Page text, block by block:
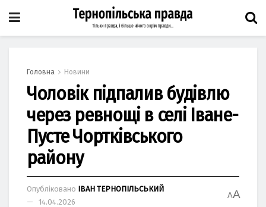
Головна Новини
Чоловік підпалив будівлю
через ревнощі в селі Іване-
Пусте Чортківського
району
Опубліковано ІВАН ТЕРНОПІЛЬСЬКИЙ
14.04.2026
AA